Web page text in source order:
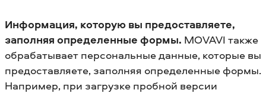
Информация, которую вы предоставляете,
заполняя определенные формы. MOVAVI также
обрабатывает персональные данные, которые вы
предоставляете, заполняя определенные формы.
Например, при загрузке пробной версии